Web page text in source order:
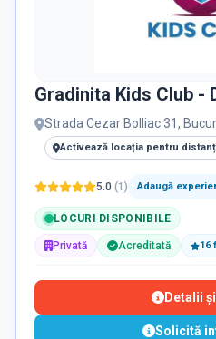
Gradinita Kids Club -
Strada Cezar Bolliac 31,
Activează locația pentru
5.0 (1 ) Adaugă
LOCURI DISPONIBILE
Privată Acreditată 16
Detalii
Solicită